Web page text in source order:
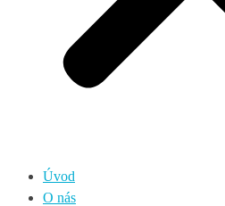
Úvod
O nás